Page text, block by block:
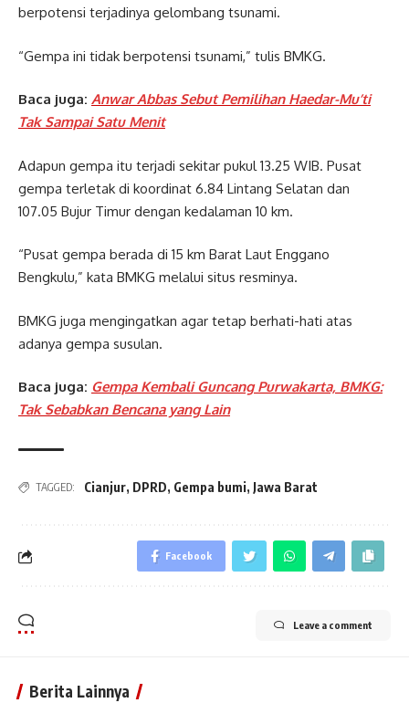
berpotensi terjadinya gelombang tsunami.
“Gempa ini tidak berpotensi tsunami,” tulis BMKG.
Baca juga: Anwar Abbas Sebut Pemilihan Haedar-Mu’ti
Tak Sampai Satu Menit
Adapun gempa itu terjadi sekitar pukul 13.25 WIB. Pusat
gempa terletak di koordinat 6.84 Lintang Selatan dan
107.05 Bujur Timur dengan kedalaman 10 km.
“Pusat gempa berada di 15 km Barat Laut Enggano
Bengkulu,” kata BMKG melalui situs resminya.
BMKG juga mengingatkan agar tetap berhati-hati atas
adanya gempa susulan.
Baca juga: Gempa Kembali Guncang Purwakarta, BMKG:
Tak Sebabkan Bencana yang Lain
TAGGED: Cianjur, DPRD, Gempa bumi, Jawa Barat
Facebook
Leave a comment
Berita Lainnya